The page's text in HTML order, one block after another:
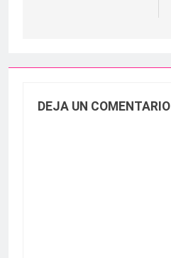
DEJA UN COMENTARIO